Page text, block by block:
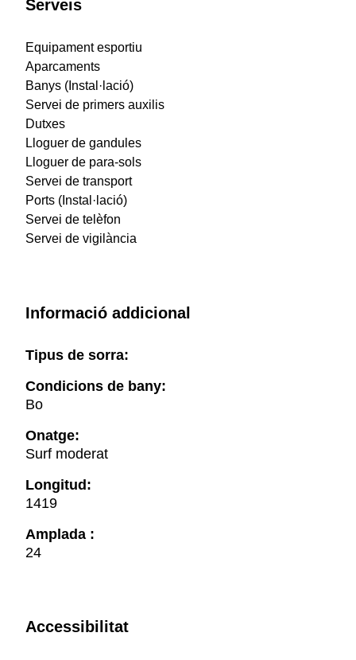
Serveis
Equipament esportiu
Aparcaments
Banys (Instal·lació)
Servei de primers auxilis
Dutxes
Lloguer de gandules
Lloguer de para-sols
Servei de transport
Ports (Instal·lació)
Servei de telèfon
Servei de vigilància
Informació addicional
Tipus de sorra:
Condicions de bany:
Bo
Onatge:
Surf moderat
Longitud:
1419
Amplada :
24
Accessibilitat